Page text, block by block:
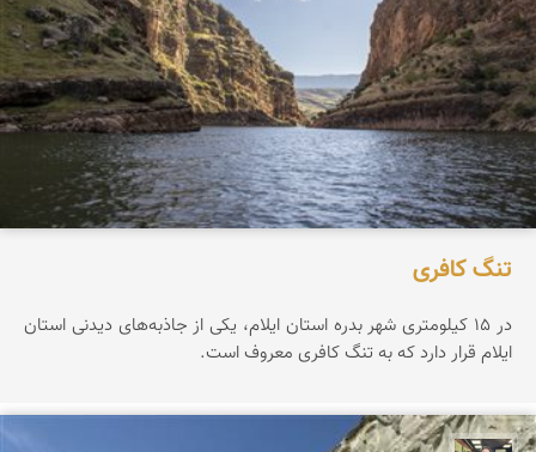
تنگ کافری
در ۱۵ کیلومتری شهر بدره استان ایلام، یکی از جاذبه‌های دیدنی استان
ایلام قرار دارد که به تنگ کافری معروف است.